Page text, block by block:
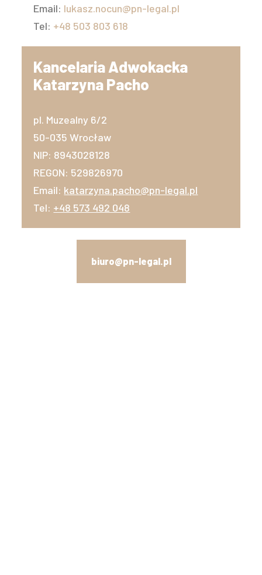
Email: lukasz.nocun@pn-legal.pl
Tel: +48 503 803 618
Kancelaria Adwokacka
Katarzyna Pacho
pl. Muzealny 6/2
50-035 Wrocław
NIP: 8943028128
REGON: 529826970
Email: katarzyna.pacho@pn-legal.pl
Tel: +48 573 492 048
biuro@pn-legal.pl